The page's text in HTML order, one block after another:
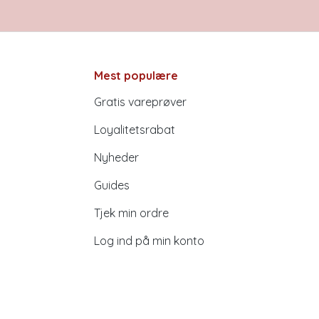
Mest populære
Gratis vareprøver
Loyalitetsrabat
Nyheder
Guides
Tjek min ordre
Log ind på min konto